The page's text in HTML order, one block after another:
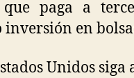
paga a
inversión en
Unidos